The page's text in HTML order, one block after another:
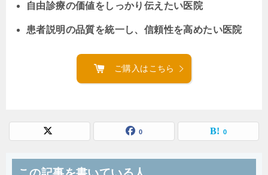
自由診療の価値をしっかり伝えたい医院
患者説明の品質を統一し、信頼性を高めたい医院
ご購入はこちら
0 0